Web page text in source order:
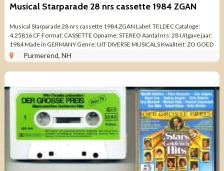
Musical Starparade 28 nrs cassette 1984 ZGAN
Musical Starparade 28 nrs cassette 1984 ZGAN Label: TELDEC Cataloge:
4.25816 CF Format: CASSETTE Opname: STEREO Aantal nrs: 28 Uitgave jaar:
1984 Made in GERMANY Genre: UIT DIVERSE MUSICALS Kwaliteit: ZO GOED
ALS NIEUW SEITE ...
Purmerend, NH